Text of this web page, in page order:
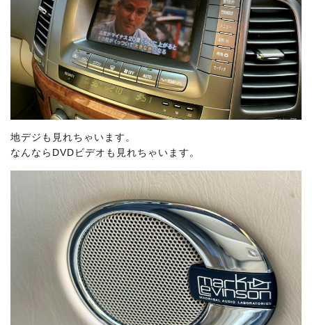
地デジも見れちゃいます。
なんならDVDビデオも見れちゃいます。